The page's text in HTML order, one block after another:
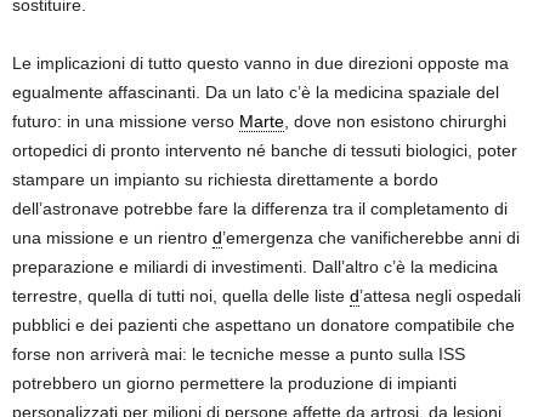
sostituire.
Le implicazioni di tutto questo vanno in due direzioni opposte ma
egualmente affascinanti. Da un lato c’è la medicina spaziale del
futuro: in una missione verso Marte , dove non esistono chirurghi
ortopedici di pronto intervento né banche di tessuti biologici, poter
stampare un impianto su richiesta direttamente a bordo
dell’astronave potrebbe fare la differenza tra il completamento di
una missione e un rientro d’emergenza che vanificherebbe anni di
preparazione e miliardi di investimenti. Dall’altro c’è la medicina
terrestre, quella di tutti noi, quella delle liste d’attesa negli ospedali
pubblici e dei pazienti che aspettano un donatore compatibile che
forse non arriverà mai: le tecniche messe a punto sulla ISS
potrebbero un giorno permettere la produzione di impianti
personalizzati per milioni di persone affette da artrosi, da lesioni